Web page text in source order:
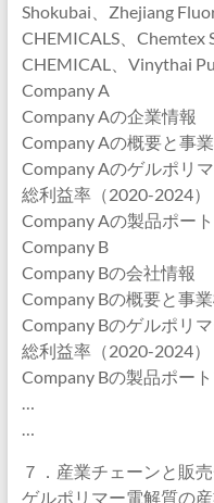
Shokubai、Zhejiang
CHEMICALS、Chemtex
CHEMICAL、Vinythai
Company A
Company Aの企業情報
Company Aの概要と事
Company Aのゲルポリ
総利益率（2020-2024）
Company Aの製品ポー
Company B
Company Bの会社情報
Company Bの概要と事
Company Bのゲルポリ
総利益率（2020-2024）
Company Bの製品ポー
…
…
７．産業チェーンと販
ゲルポリマー電解質の